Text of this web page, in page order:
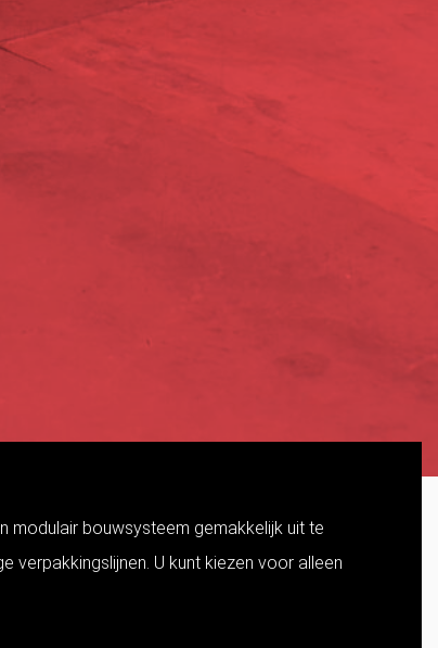
modulair bouwsysteem gemakkelijk uit te
verpakkingslijnen. U kunt kiezen voor alleen